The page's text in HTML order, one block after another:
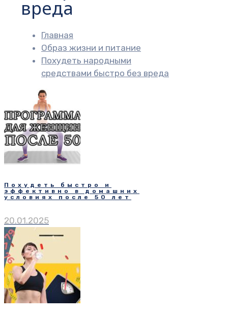
вреда
Главная
Образ жизни и питание
Похудеть народными
средствами быстро без вреда
Похудеть быстро и
эффективно в домашних
условиях после 50 лет
20.01.2025